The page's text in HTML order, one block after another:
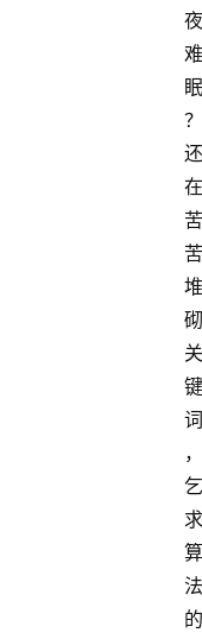
夜
难
眠
？
还
在
苦
苦
堆
砌
关
键
词
，
乞
求
算
法
的